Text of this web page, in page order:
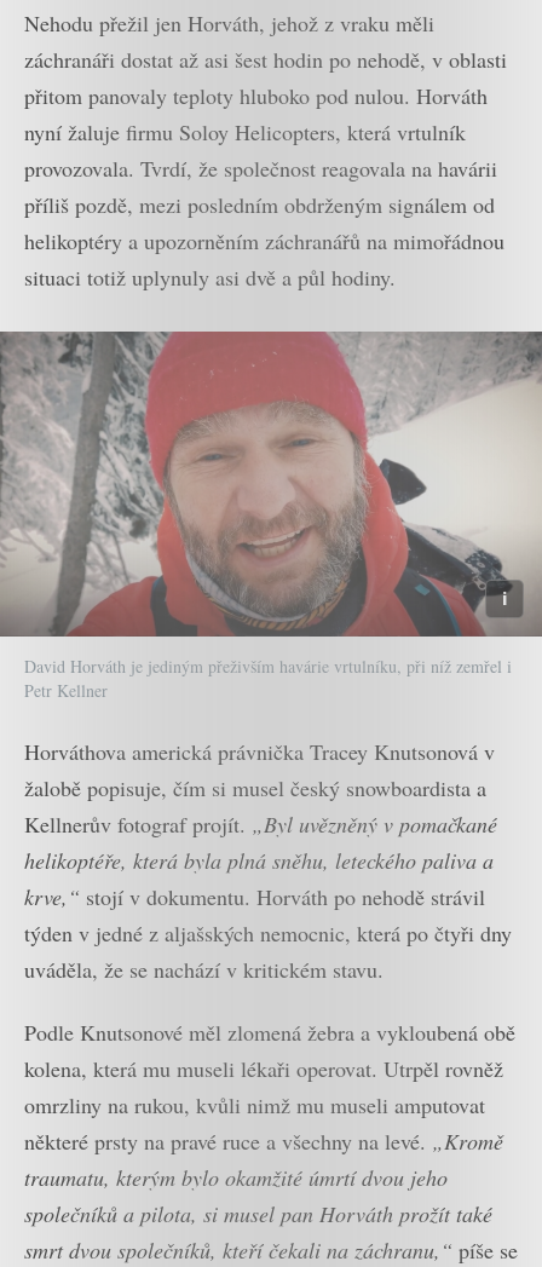
Nehodu přežil jen Horváth, jehož z vraku měli
záchranáři dostat až asi šest hodin po nehodě, v oblasti
přitom panovaly teploty hluboko pod nulou. Horváth
nyní žaluje firmu Soloy Helicopters, která vrtulník
provozovala. Tvrdí, že společnost reagovala na havárii
příliš pozdě, mezi posledním obdrženým signálem od
helikoptéry a upozorněním záchranářů na mimořádnou
situaci totiž uplynuly asi dvě a půl hodiny.
David Horváth je jediným přeživším havárie vrtulníku, při níž zemřel i
Petr Kellner
Horváthova americká právnička Tracey Knutsonová v
žalobě popisuje, čím si musel český snowboardista a
Kellnerův fotograf projít. „Byl uvězněný v pomačkané
helikoptéře, která byla plná sněhu, leteckého paliva a
krve,“ stojí v dokumentu. Horváth po nehodě strávil
týden v jedné z aljašských nemocnic, která po čtyři dny
uváděla, že se nachází v kritickém stavu.
Podle Knutsonové měl zlomená žebra a vykloubená obě
kolena, která mu museli lékaři operovat. Utrpěl rovněž
omrzliny na rukou, kvůli nimž mu museli amputovat
některé prsty na pravé ruce a všechny na levé. „Kromě
traumatu, kterým bylo okamžité úmrtí dvou jeho
společníků a pilota, si musel pan Horváth prožít také
smrt dvou společníků, kteří čekali na záchranu,“ píše se